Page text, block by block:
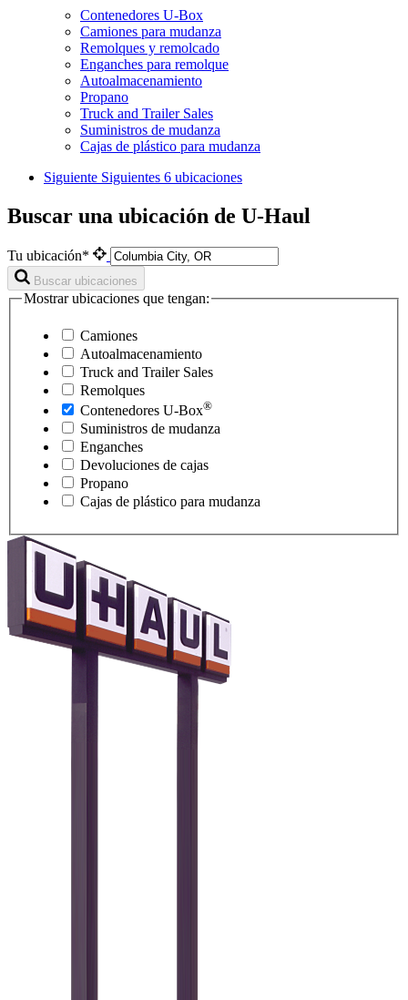
Contenedores U-Box
Camiones para mudanza
Remolques y remolcado
Enganches para remolque
Autoalmacenamiento
Propano
Truck and Trailer Sales
Suministros de mudanza
Cajas de plástico para mudanza
Siguiente Siguientes 6 ubicaciones
Buscar una ubicación de U-Haul
Tu ubicación*
Buscar ubicaciones
Mostrar ubicaciones que tengan:
Camiones
Autoalmacenamiento
Truck and Trailer Sales
Remolques
Contenedores U-Box®
Suministros de mudanza
Enganches
Devoluciones de cajas
Propano
Cajas de plástico para mudanza